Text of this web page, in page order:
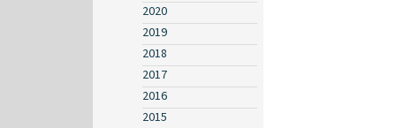
2020
2019
2018
2017
2016
2015